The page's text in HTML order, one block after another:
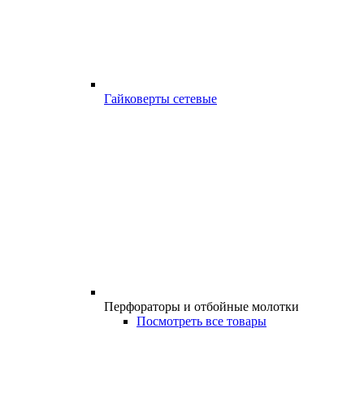
Гайковерты сетевые
Перфораторы и отбойные молотки
Посмотреть все товары